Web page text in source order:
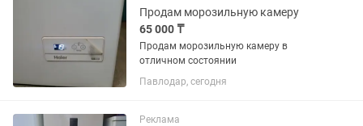
Продам морозильную камеру
65 000 ₸
Продам морозильную камеру в
отличном состоянии
Павлодар, сегодня
Реклама